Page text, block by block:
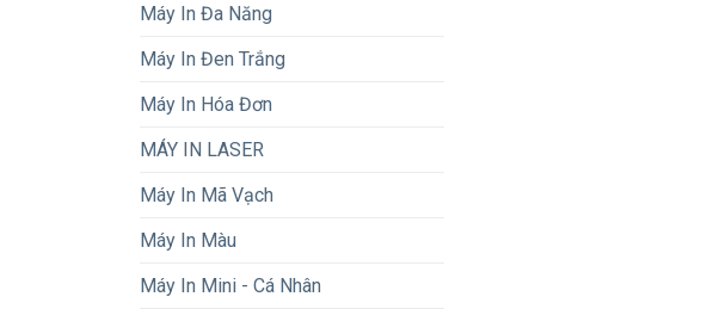
Máy In Đa Năng
Máy In Đen Trắng
Máy In Hóa Đơn
MÁY IN LASER
Máy In Mã Vạch
Máy In Màu
Máy In Mini - Cá Nhân